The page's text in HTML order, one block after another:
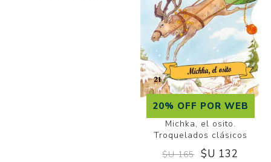
20% OFF POR WEB
Michka, el osito.
Troquelados clásicos
$U 165 $U 132